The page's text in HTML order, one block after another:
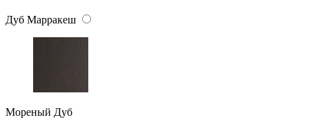
Дуб Марракеш
Мореный Дуб